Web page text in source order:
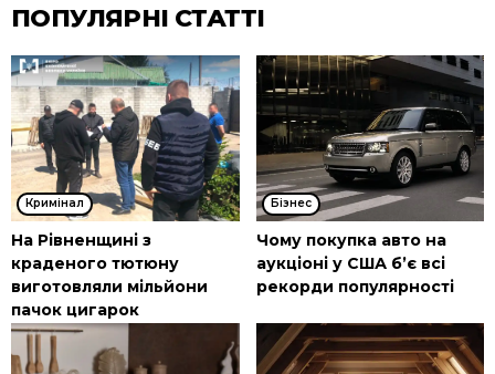
ПОПУЛЯРНІ СТАТТІ
Кримінал
На Рівненщині з
краденого тютюну
виготовляли мільйони
пачок цигарок
Бізнес
Чому покупка авто на
аукціоні у США б’є всі
рекорди популярності